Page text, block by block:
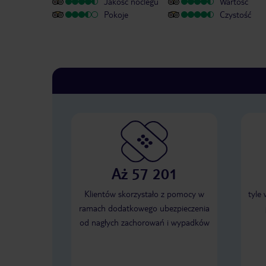
Pokoje
Czystość
Aż 57 201
Klientów skorzystało z pomocy w
ramach dodatkowego ubezpieczenia
od nagłych zachorowań i wypadków
tyle